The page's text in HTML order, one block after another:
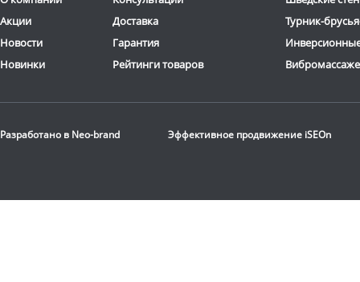
Акции
Новости
Новинки
Доставка
Гарантия
Рейтинги товаров
Турник-
Разработано в Neo-brand Эффективное продвижение iSEOn